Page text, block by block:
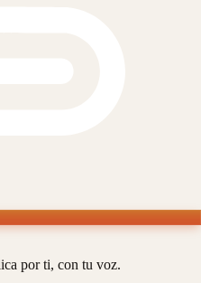
por ti, con tu voz.